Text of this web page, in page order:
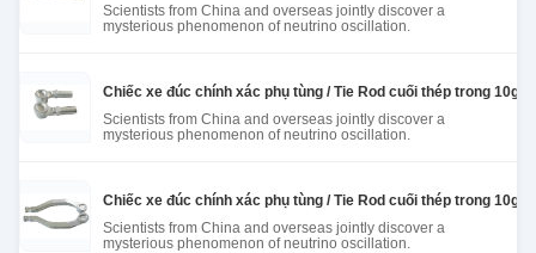
Scientists from China and overseas jointly discover a
mysterious phenomenon of neutrino oscillation.
Chiếc xe đúc chính xác phụ tùng / Tie Rod cuối thép trong 10g
Scientists from China and overseas jointly discover a
mysterious phenomenon of neutrino oscillation.
Chiếc xe đúc chính xác phụ tùng / Tie Rod cuối thép trong 10g
Scientists from China and overseas jointly discover a
mysterious phenomenon of neutrino oscillation.